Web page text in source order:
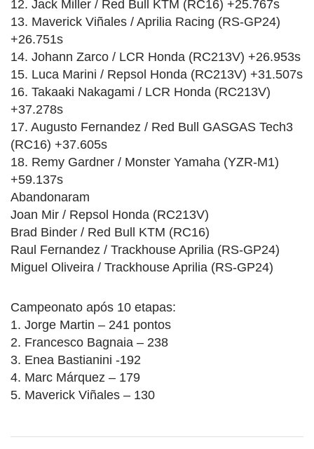
12. Jack Miller / Red Bull KTM (RC16) +25.767s
13. Maverick Viñales / Aprilia Racing (RS-GP24)
+26.751s
14. Johann Zarco / LCR Honda (RC213V) +26.953s
15. Luca Marini / Repsol Honda (RC213V) +31.507s
16. Takaaki Nakagami / LCR Honda (RC213V)
+37.278s
17. Augusto Fernandez / Red Bull GASGAS Tech3
(RC16) +37.605s
18. Remy Gardner / Monster Yamaha (YZR-M1)
+59.137s
Abandonaram
Joan Mir / Repsol Honda (RC213V)
Brad Binder / Red Bull KTM (RC16)
Raul Fernandez / Trackhouse Aprilia (RS-GP24)
Miguel Oliveira / Trackhouse Aprilia (RS-GP24)
Campeonato após 10 etapas:
1. Jorge Martin – 241 pontos
2. Francesco Bagnaia – 238
3. Enea Bastianini -192
4. Marc Márquez – 179
5. Maverick Viñales – 130